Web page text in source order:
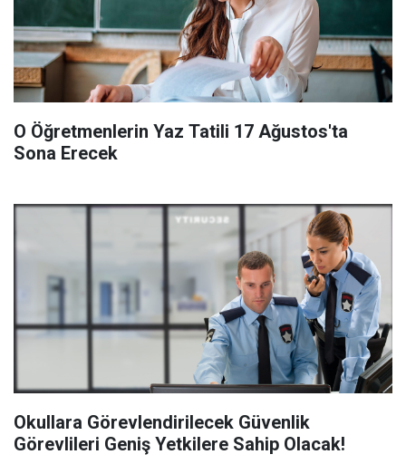
O Öğretmenlerin Yaz Tatili 17 Ağustos'ta
Sona Erecek
Okullara Görevlendirilecek Güvenlik
Görevlileri Geniş Yetkilere Sahip Olacak!